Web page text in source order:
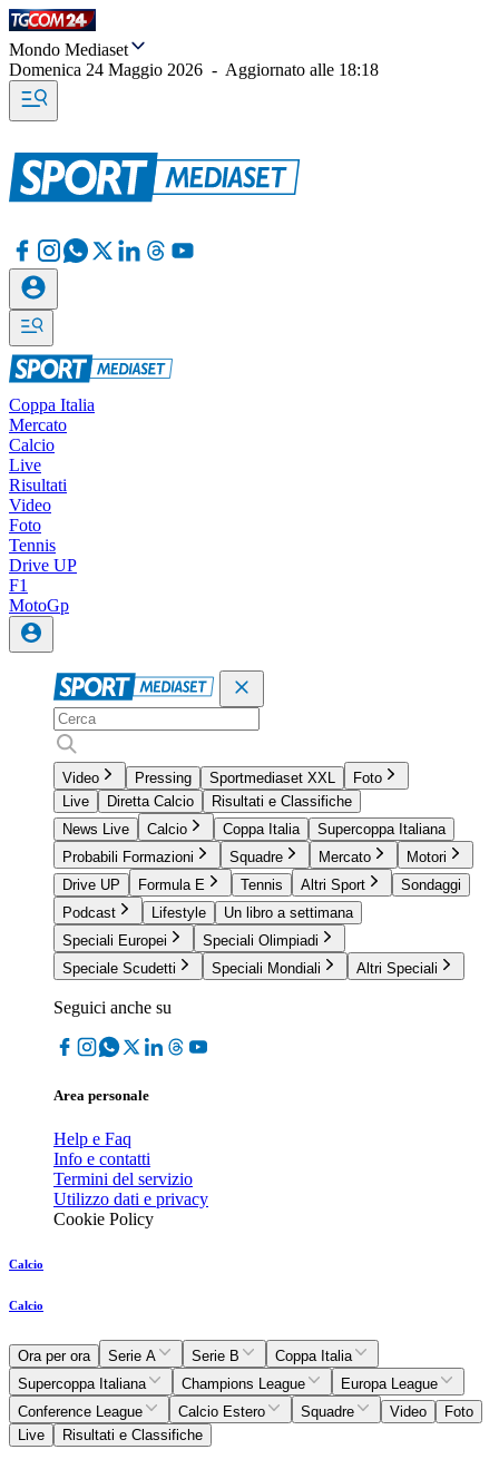
Mondo Mediaset
Domenica 24 Maggio 2026 - Aggiornato alle 18:18
Coppa Italia
Mercato
Calcio
Live
Risultati
Video
Foto
Tennis
Drive UP
F1
MotoGp
Video Pressing Sportmediaset XXL
Foto
Live
Diretta Calcio
Risultati e Classifiche
News Live
Calcio Coppa Italia
Supercoppa Italiana
Probabili Formazioni
Squadre Mercato
Motori
Drive UP
Formula E Tennis Altri Sport
Sondaggi
Podcast
Lifestyle
Un libro a settimana
Speciali Europei
Speciali Olimpiadi
Speciale Scudetti
Speciali Mondiali Altri Speciali
Seguici anche su
Area personale
Help e Faq
Info e contatti
Termini del servizio
Utilizzo dati e privacy
Cookie Policy
Calcio
Calcio
Ora per ora Serie A Serie B
Coppa Italia
Supercoppa Italiana
Champions League
Europa League
Conference League
Calcio Estero Squadre Video
Foto
Live
Risultati e Classifiche